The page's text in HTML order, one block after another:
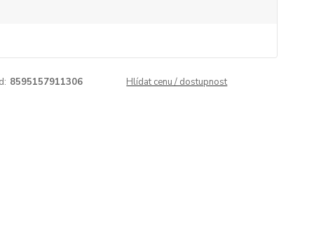
8595157911306 Hlídat cenu / dostupnost